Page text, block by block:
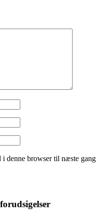
denne browser til næste gang